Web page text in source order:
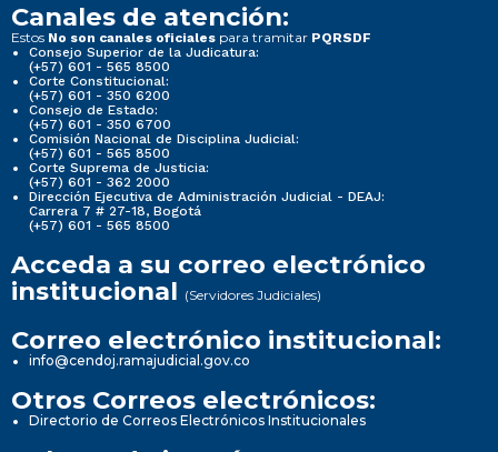
Canales de atención:
Estos No son canales oficiales para tramitar PQRSDF
Consejo Superior de la Judicatura:
(+57) 601 - 565 8500
Corte Constitucional:
(+57) 601 - 350 6200
Consejo de Estado:
(+57) 601 - 350 6700
Comisión Nacional de Disciplina Judicial:
(+57) 601 - 565 8500
Corte Suprema de Justicia:
(+57) 601 - 362 2000
Dirección Ejecutiva de Administración Judicial - DEAJ:
Carrera 7 # 27-18, Bogotá
(+57) 601 - 565 8500
Acceda a su correo electrónico
institucional (Servidores Judiciales)
Correo electrónico institucional:
info@cendoj.ramajudicial.gov.co
Otros Correos electrónicos:
Directorio de Correos Electrónicos Institucionales